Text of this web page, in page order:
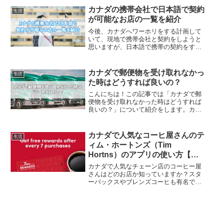
ているので、今回はlululemonの無料ヨガ
授業...
生活
カナダの携帯会社で日本語で契約
が可能なお店の一覧を紹介
今後、カナダへワーホリをする計画して
いて、現地で携帯会社と契約をしようと
思いますが、日本語で携帯の契約をする
語でカナダの携帯会社と契約をしたい人
へオススメなお店を紹介し...
生活
カナダで郵便物を受け取れなかっ
た時はどうすれば良いの？
こんにちは！この記事では「カナダで郵
便物を受け取れなかった時はどうすれば
良いの？」について紹介をします。カナ
てくださいね‼️カナダで郵便物を受け取れ
なかった時は...
生活
カナダで人気なコーヒ屋さんのテ
ィム・ホートンズ（Tim
Hortns）のアプリの使い方【完
全攻略】
カナダで人気なチェーン店のコーヒー屋
さんはどのお店か知っていますか？スタ
ーバックスやブレンズコーヒも有名です